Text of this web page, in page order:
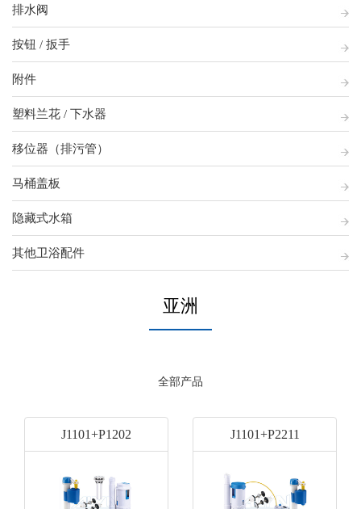
排水阀
按钮 / 扳手
附件
塑料兰花 / 下水器
移位器（排污管）
马桶盖板
隐藏式水箱
其他卫浴配件
亚洲
全部产品
J1101+P1202 J1101+P2211